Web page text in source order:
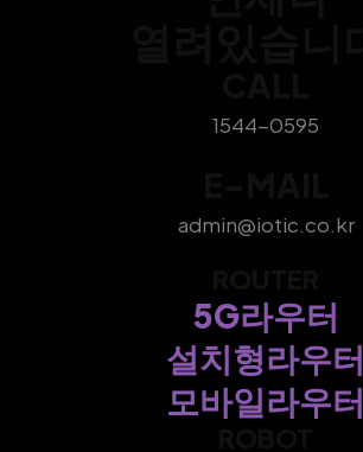
1544-0595
admin@iotic.co.kr
5G라우터
설치형라우터
모바일라우터